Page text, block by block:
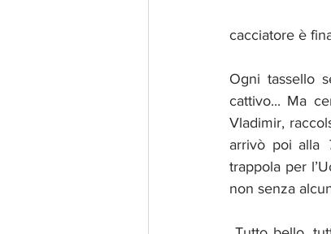
cacciatore è
Ogni tassello
cattivo... Ma
Vladimir,
arrivò poi alla
trappola per
non senza